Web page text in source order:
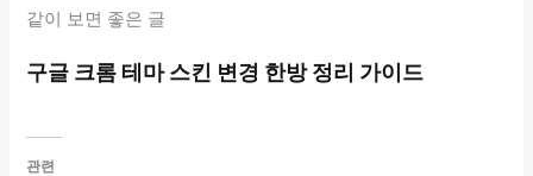
같이 보면 좋은 글
구글 크롬 테마 스킨 변경 한방 정리 가이드
관련